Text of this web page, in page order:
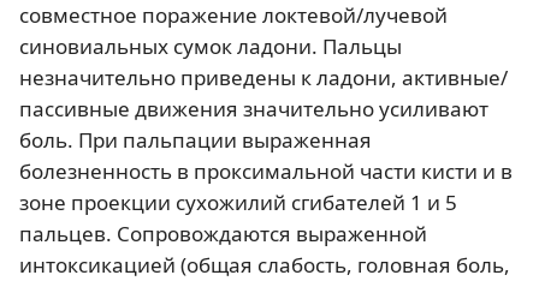
совместное поражение локтевой/лучевой
синовиальных сумок ладони. Пальцы
незначительно приведены к ладони, активные/
пассивные движения значительно усиливают
боль. При пальпации выраженная
болезненность в проксимальной части кисти и в
зоне проекции сухожилий сгибателей 1 и 5
пальцев. Сопровождаются выраженной
интоксикацией (общая слабость, головная боль,